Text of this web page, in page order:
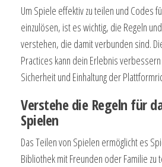
Um Spiele effektiv zu teilen und Codes
einzulösen, ist es wichtig, die Regeln
verstehen, die damit verbunden sind.
Practices kann dein Erlebnis
Sicherheit und Einhaltung der
Verstehe die Regeln für
Spielen
Das Teilen von Spielen ermöglicht es
Bibliothek mit Freunden oder Familie